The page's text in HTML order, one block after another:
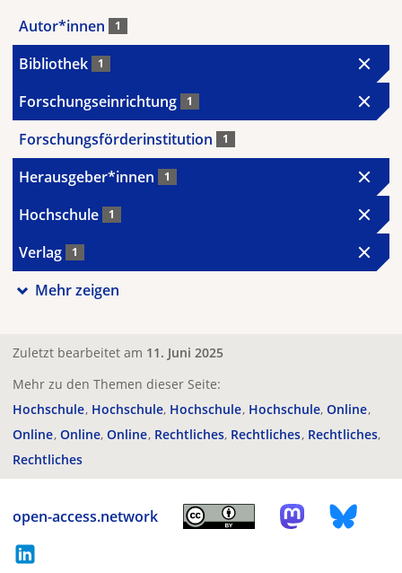
Autor*innen 1
Bibliothek 1
Forschungseinrichtung 1
Forschungsförderinstitution 1
Herausgeber*innen 1
Hochschule 1
Verlag 1
Mehr zeigen
Zuletzt bearbeitet am 11. Juni 2025
Mehr zu den Themen dieser Seite:
Hochschule Hochschule Hochschule Hochschule Online
Online Online Online Rechtliches Rechtliches Rechtliches
Rechtliches
open-access.network